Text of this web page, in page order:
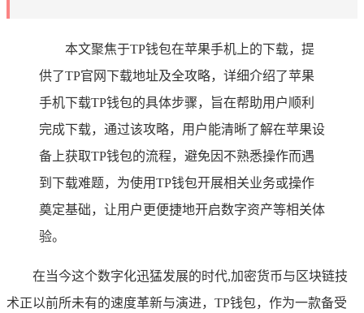
本文聚焦于TP钱包在苹果手机上的下载，提
供了TP官网下载地址及全攻略，详细介绍了苹果
手机下载TP钱包的具体步骤，旨在帮助用户顺利
完成下载，通过该攻略，用户能清晰了解在苹果设
备上获取TP钱包的流程，避免因不熟悉操作而遇
到下载难题，为使用TP钱包开展相关业务或操作
奠定基础，让用户更便捷地开启数字资产等相关体
验。
在当今这个数字化迅猛发展的时代,加密货币与区块链技
术正以前所未有的速度革新与演进，TP钱包，作为一款备受